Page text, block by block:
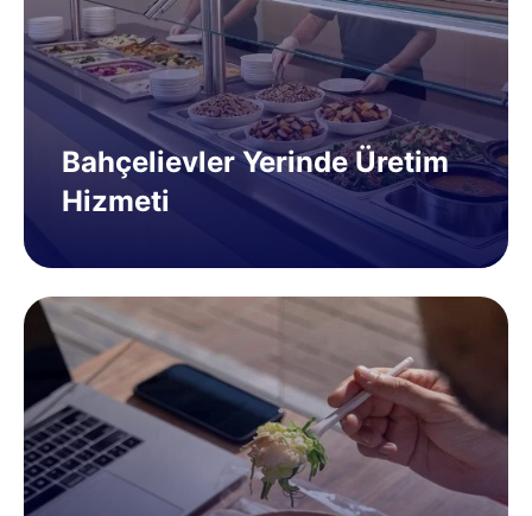
Bahçelievler Yerinde Üretim
Hizmeti